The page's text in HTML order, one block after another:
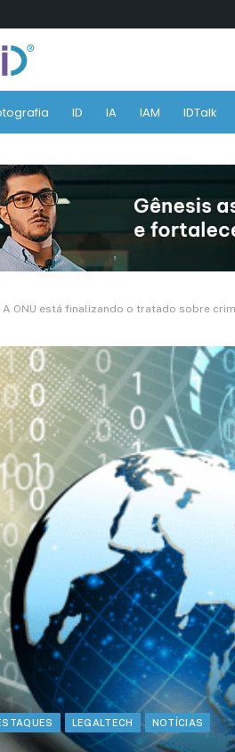
ID IA IAM IDTalk
A ONU está finalizando o tratado sobre
LEGALTECH NOTÍCIAS